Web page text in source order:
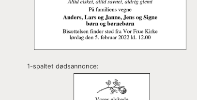
1-spaltet dødsannonce: